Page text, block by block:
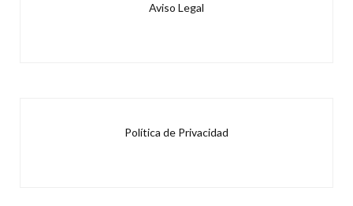
Aviso Legal
Política de Privacidad